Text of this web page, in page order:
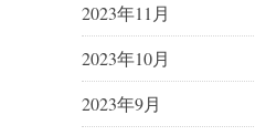
2023年11月
2023年10月
2023年9月